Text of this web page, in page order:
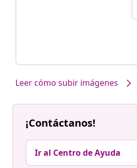
Leer cómo subir imágenes
¡Contáctanos!
Ir al Centro de Ayuda